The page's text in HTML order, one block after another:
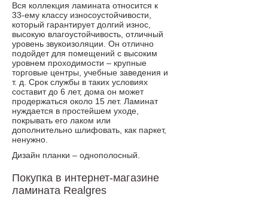
Вся коллекция ламината относится к
33-ему классу износоустойчивости,
который гарантирует долгий износ,
высокую влагоустойчивость, отличный
уровень звукоизоляции. Он отлично
подойдет для помещений с высоким
уровнем проходимости – крупные
торговые центры, учебные заведения и
т. д. Срок службы в таких условиях
составит до 6 лет, дома он может
продержаться около 15 лет. Ламинат
нуждается в простейшем уходе,
покрывать его лаком или
дополнительно шлифовать, как паркет,
ненужно.
Дизайн планки – однополосный.
Покупка в интернет-магазине
ламината Realgres